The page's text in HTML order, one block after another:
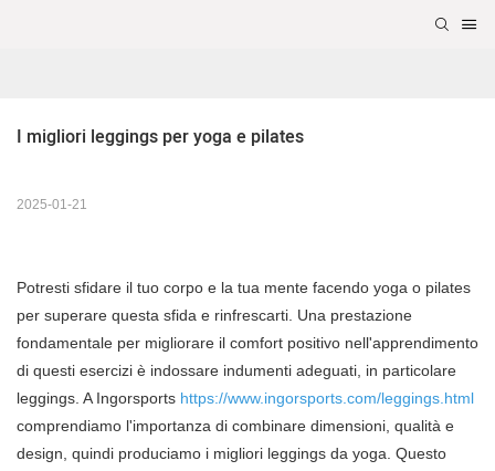
I migliori leggings per yoga e pilates
2025-01-21
Potresti sfidare il tuo corpo e la tua mente facendo yoga o pilates
per superare questa sfida e rinfrescarti. Una prestazione
fondamentale per migliorare il comfort positivo nell'apprendimento
di questi esercizi è indossare indumenti adeguati, in particolare
leggings. A Ingorsports https://www.ingorsports.com/leggings.html
comprendiamo l'importanza di combinare dimensioni, qualità e
design, quindi produciamo i migliori leggings da yoga. Questo